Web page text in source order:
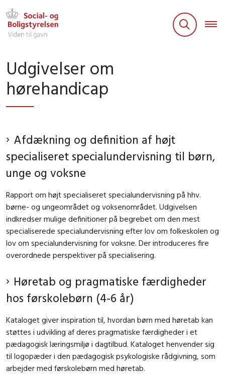
Udgivelser om
hørehandicap
Afdækning og definition af højt
specialiseret specialundervisning til børn,
unge og voksne
Rapport om højt specialiseret specialundervisning på hhv.
børne- og ungeområdet og voksenområdet. Udgivelsen
indkredser mulige definitioner på begrebet om den mest
specialiserede specialundervisning efter lov om folkeskolen og
lov om specialundervisning for voksne. Der introduceres fire
overordnede perspektiver på specialisering.
Høretab og pragmatiske færdigheder
hos førskolebørn (4-6 år)
Kataloget giver inspiration til, hvordan børn med høretab kan
støttes i udvikling af deres pragmatiske færdigheder i et
pædagogisk læringsmiljø i dagtilbud. Kataloget henvender sig
til logopæder i den pædagogisk psykologiske rådgivning, som
arbejder med førskolebørn med høretab.